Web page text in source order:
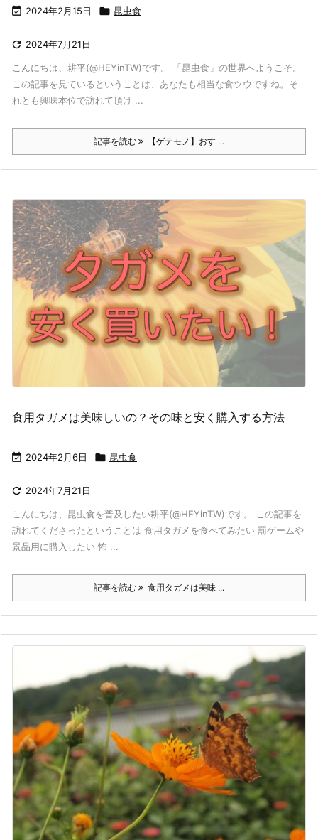
 2024年2月15日  昆虫食
 2024年7月21日
こんにちは、耕平(@HEYinTW)です。 「昆虫食」の世界へようこそ。
この記事を見ているということは、あなたも相当な食ツウですね。そ
れとも興味本位で訪れて頂け ...
記事を読む 【ゲテモノ】おす ...
食用タガメは美味しいの？その味と安く購入する方法
 2024年2月6日  昆虫食
 2024年7月21日
こんにちは、昆虫食を普及したい耕平(@HEYinTW)です。 この記事を
訪れてくださったということは 食用タガメを食べてみたい 罰ゲームや
景品用に購入したい 怖 ...
記事を読む 食用タガメは美味 ...